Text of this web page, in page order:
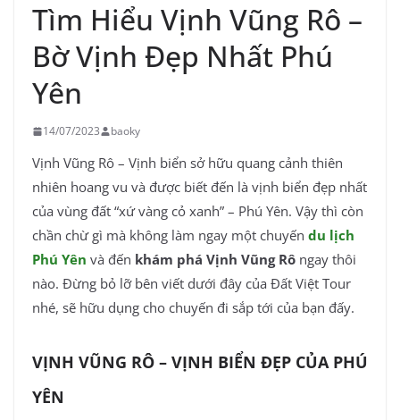
Tìm Hiểu Vịnh Vũng Rô –
Bờ Vịnh Đẹp Nhất Phú
Yên
14/07/2023 baoky
Vịnh Vũng Rô – Vịnh biển sở hữu quang cảnh thiên
nhiên hoang vu và được biết đến là vịnh biển đẹp nhất
của vùng đất “xứ vàng cỏ xanh” – Phú Yên. Vậy thì còn
chần chừ gì mà không làm ngay một chuyến du lịch
Phú Yên và đến khám phá Vịnh Vũng Rô ngay thôi
nào. Đừng bỏ lỡ bên viết dưới đây của Đất Việt Tour
nhé, sẽ hữu dụng cho chuyến đi sắp tới của bạn đấy.
VỊNH VŨNG RÔ – VỊNH BIỂN ĐẸP CỦA PHÚ
YÊN